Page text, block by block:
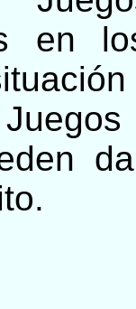
en